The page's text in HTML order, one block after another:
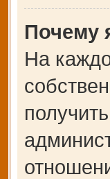
Почему
На